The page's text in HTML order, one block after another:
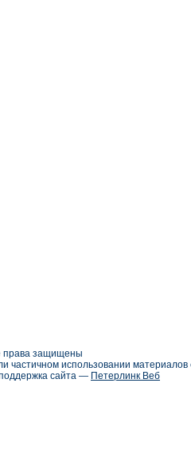
права защищены
частичном использовании
сайта — Петерлинк Веб